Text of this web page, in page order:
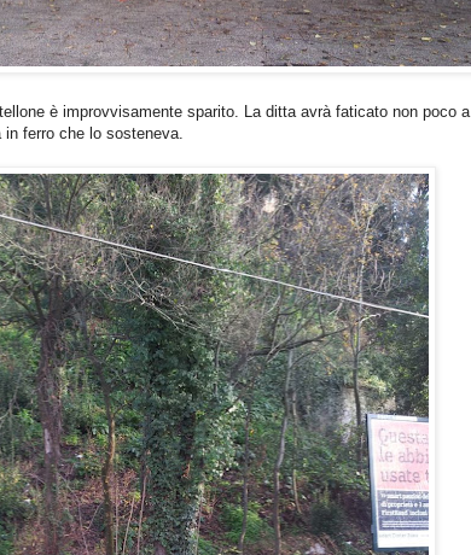
è improvvisamente sparito. La ditta avrà faticato non poco a
ferro che lo sosteneva.